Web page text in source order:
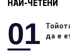
НАЙ-ЧЕТЕНИ
01
да е